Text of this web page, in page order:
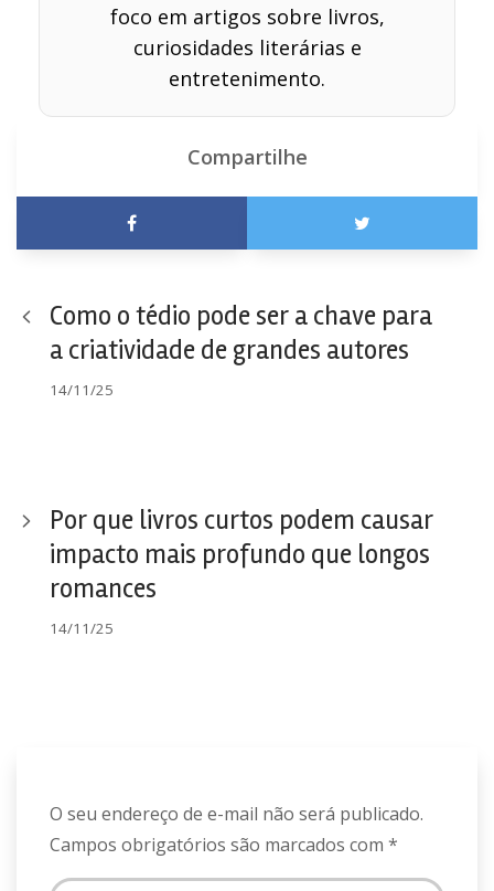
foco em artigos sobre livros,
curiosidades literárias e
entretenimento.
Compartilhe
Como o tédio pode ser a chave para
a criatividade de grandes autores
14/11/25
Por que livros curtos podem causar
impacto mais profundo que longos
romances
14/11/25
O seu endereço de e-mail não será publicado.
Campos obrigatórios são marcados com *